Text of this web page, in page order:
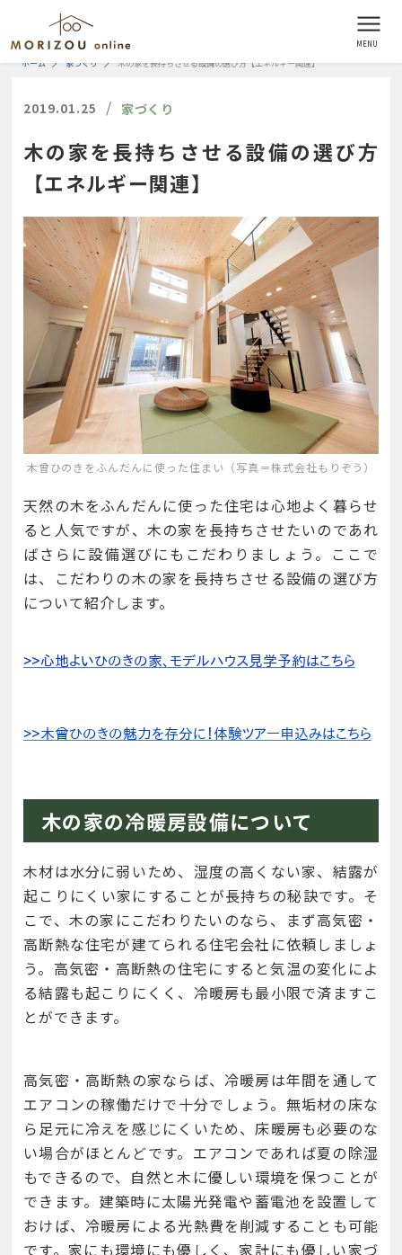
ホーム 家づくり 木の家を長持ちさせる設備の選び方【エネルギー関連】
2019.01.25 / 家づくり
木の家を長持ちさせる設備の選び方
【エネルギー関連】
木曾ひのきをふんだんに使った住まい（写真＝株式会社もりぞう）
天然の木をふんだんに使った住宅は心地よく暮らせ
ると人気ですが、木の家を長持ちさせたいのであれ
ばさらに設備選びにもこだわりましょう。ここで
は、こだわりの木の家を長持ちさせる設備の選び方
について紹介します。
木の家の冷暖房設備について
木材は水分に弱いため、湿度の高くない家、結露が
起こりにくい家にすることが長持ちの秘訣です。そ
こで、木の家にこだわりたいのなら、まず高気密・
高断熱な住宅が建てられる住宅会社に依頼しましょ
う。高気密・高断熱の住宅にすると気温の変化によ
る結露も起こりにくく、冷暖房も最小限で済ますこ
とができます。
高気密・高断熱の家ならば、冷暖房は年間を通して
エアコンの稼働だけで十分でしょう。無垢材の床な
ら足元に冷えを感じにくいため、床暖房も必要のな
い場合がほとんどです。エアコンであれば夏の除湿
もできるので、自然と木に優しい環境を保つことが
できます。建築時に太陽光発電や蓄電池を設置して
おけば、冷暖房による光熱費を削減することも可能
です。家にも環境にも優しく、家計にも優しい家づ